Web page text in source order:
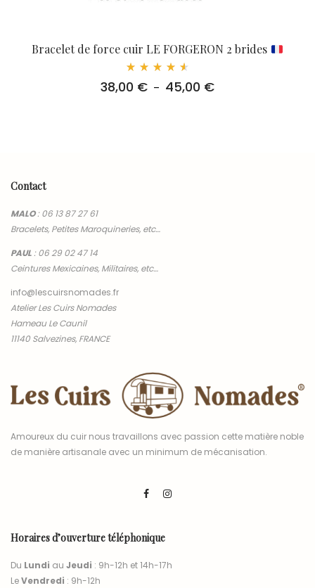
Bracelet de force cuir LE FORGERON 2 brides
4.67
38,00 € – 45,00 €Plage
Contact
MALO:06 13 87 27 61
Bracelets, Petites Maroquineries, etc…
PAUL:06 29 02 47 14
Ceintures Mexicaines, Militaires, etc…
info@lescuirsnomades.fr
Atelier Les Cuirs Nomades
Hameau Le Caunil
11140 Salvezines, FRANCE
Amoureux du cuir nous travaillons avec passion cette matière noble
de manière artisanale avec un minimum de mécanisation.
Horaires d’ouverture téléphonique
Du Lundi au Jeudi : 9h-12h et 14h-17h
LeVendredi : 9h-12h